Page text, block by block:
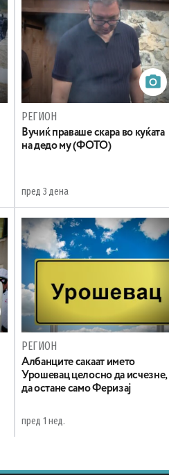
РЕГИОН
Вучиќ праваше скара во куќата
на дедо му (ФОТО)
пред 3 дена
РЕГИОН
Aлбанците сакаат името
Урошевац целосно да исчезне,
да остане само Феризај
пред 1 нед.